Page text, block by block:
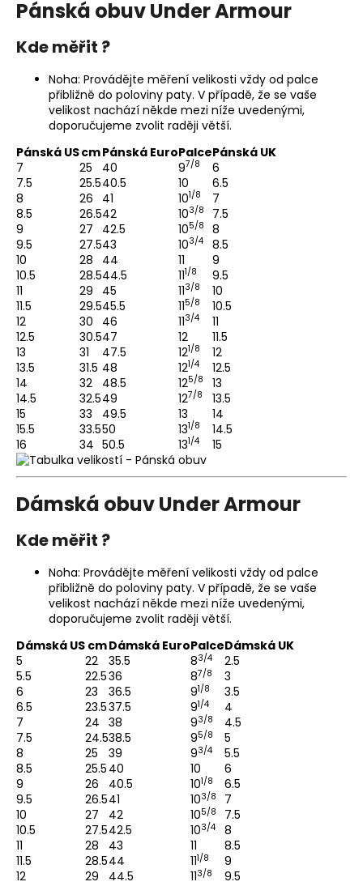
Pánská obuv Under Armour
Kde měřit ?
Noha: Provádějte měření velikosti vždy od palce
přibližně do poloviny paty. V případě, že se vaše
velikost nachází někde mezi níže uvedenými,
doporučujeme zvolit raději větší.
Pánská UScmPánská EuroPalcePánská UK
7
25 40 97/8
6
7.5
25.540.5 10
6.5
8
26 41 101/8
7
8.5
26.542 103/8
7.5
9
27 42.5 105/8
8
9.5
27.543 103/4
8.5
10
28 44 11
9
10.5
28.544.5 111/8
9.5
11
29 45 113/8
10
11.5
29.545.5 115/8
10.5
12
30 46 113/4
11
12.5
30.547 12
11.5
13
31 47.5 121/8
12
13.5
31.5 48 121/4
12.5
14
32 48.5 125/8
13
14.5
32.549 127/8
13.5
15
33 49.5 13
14
15.5
33.550 131/8
14.5
16
34 50.5 131/4 15
Dámská obuv Under Armour
Kde měřit ?
Noha: Provádějte měření velikosti vždy od palce
přibližně do poloviny paty. V případě, že se vaše
velikost nachází někde mezi níže uvedenými,
doporučujeme zvolit raději větší.
Dámská US cmDámská EuroPalceDámská UK
5
22 35.5 83/4
2.5
5.5
22.536 87/8
3
6
23 36.5 91/8
3.5
6.5
23.537.5 91/4
4
7
24 38 93/8
4.5
7.5
24.538.5 95/8
5
8
25 39 93/4
5.5
8.5
25.5 40 10
6
9
26 40.5 101/8
6.5
9.5
26.541 103/8
7
10
27 42 105/8
7.5
10.5
27.542.5 103/4
8
11
28 43 11
8.5
11.5
28.544 111/8
9
12
29 44.5 113/8 9.5